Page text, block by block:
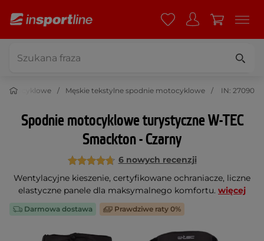
motocyklowe Męskie tekstylne spodnie motocyklowe IN: 27090
Spodnie motocyklowe turystyczne W-TEC
Smackton - Czarny
6 nowych recenzji
Wentylacyjne kieszenie, certyfikowane ochraniacze, liczne
elastyczne panele dla maksymalnego komfortu. więcej
Darmowa dostawa Prawdziwe raty 0%